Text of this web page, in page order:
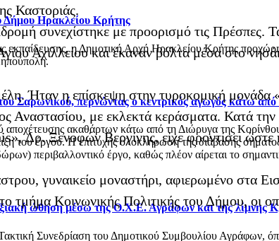
Δήμου Ηρακλείου Κρήτης
η Δημοτική Αρχή Ηρακλείου Κρήτης
Σαρωνικού, περνώντας ο κεντρικός αγωγός κάτω
ακαθάρτων κάτω από τη Διώρυγα της Κορίνθου,
του έργου. Η επιτυχής ολοκλήρωση της διάβασης
περιβαλλοντικό έργο, καθώς πλέον αίρεται το
ώθηση μέσω της Ο.Χ.Ε. Αγράφων και της λίμνης
Συνεδρίαση του Δημοτικού Συμβουλίου Αγράφων,
Καστοριάς.
συνεχίστηκε με προορισμό τις Πρέσπες.
Αχιλλείου και έκαναν βόλτα μέσα στο
Ήταν η επίσκεψη στην τυροκομική
Αναστασίου, με εκλεκτά κεράσματα. Κατά
Δρ. Ξενοφών Βεργίνης, είχε φροντίσει ώστε
γυναικείο μοναστήρι, αφιερωμένο στα
Κοινωνικής Πολιτικής του Δήμου, οι